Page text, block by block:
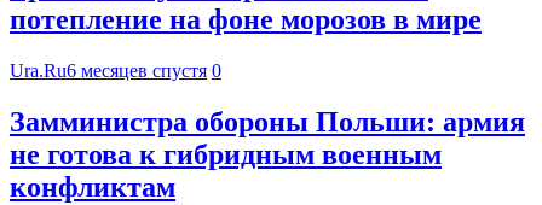
потепление на фоне морозов в мире
Ura.Ru6 месяцев спустя 0
Замминистра обороны Польши: армия
не готова к гибридным военным
конфликтам